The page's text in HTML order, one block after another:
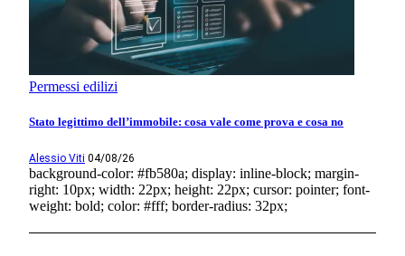
Permessi edilizi
Stato legittimo dell’immobile: cosa vale come prova e cosa no
Alessio Viti 04/08/26
background-color: #fb580a; display: inline-block; margin-
right: 10px; width: 22px; height: 22px; cursor: pointer; font-
weight: bold; color: #fff; border-radius: 32px;